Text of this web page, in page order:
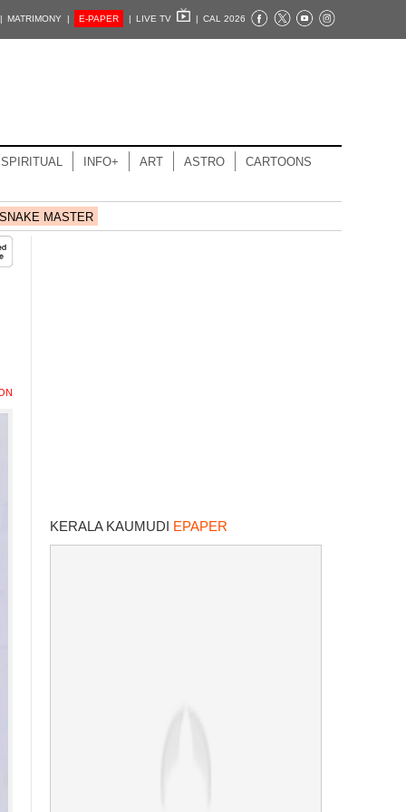
MATRIMONY | E-PAPER | LIVE TV | CAL 2026
SPIRITUAL INFO+ ART ASTRO CARTOONS
MASTER
KERALA KAUMUDI EPAPER